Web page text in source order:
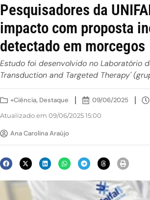
Pesquisadores da
impacto com proposta
detectado em morcegos
Estudo foi desenvolvido no Laboratório
Transduction and Targeted Therapy'
+Ciência, Destaque 09/06/2025
Atualizado em 09/06/2025 15:00
Ana Carolina Araújo